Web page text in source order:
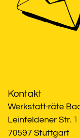
Kontakt
Werkstatt·räte
Leinfeldener Str. 1
70597 Stuttgart